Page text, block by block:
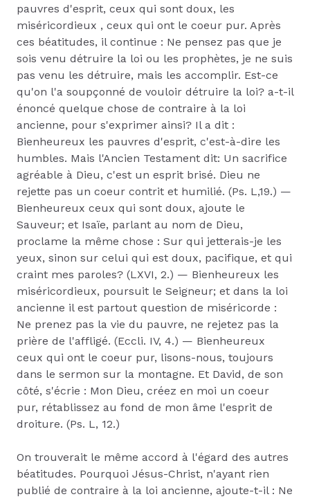
pauvres d'esprit, ceux qui sont doux, les
miséricordieux , ceux qui ont le coeur pur. Après
ces béatitudes, il continue : Ne pensez pas que je
sois venu détruire la loi ou les prophètes, je ne suis
pas venu les détruire, mais les accomplir. Est-ce
qu'on l'a soupçonné de vouloir détruire la loi? a-t-il
énoncé quelque chose de contraire à la loi
ancienne, pour s'exprimer ainsi? Il a dit :
Bienheureux les pauvres d'esprit, c'est-à-dire les
humbles. Mais l'Ancien Testament dit: Un sacrifice
agréable à Dieu, c'est un esprit brisé. Dieu ne
rejette pas un coeur contrit et humilié. (Ps. L,19.) —
Bienheureux ceux qui sont doux, ajoute le
Sauveur; et Isaïe, parlant au nom de Dieu,
proclame la même chose : Sur qui jetterais-je les
yeux, sinon sur celui qui est doux, pacifique, et qui
craint mes paroles? (LXVI, 2.) — Bienheureux les
miséricordieux, poursuit le Seigneur; et dans la loi
ancienne il est partout question de miséricorde :
Ne prenez pas la vie du pauvre, ne rejetez pas la
prière de l'affligé. (Eccli. IV, 4.) — Bienheureux
ceux qui ont le coeur pur, lisons-nous, toujours
dans le sermon sur la montagne. Et David, de son
côté, s'écrie : Mon Dieu, créez en moi un coeur
pur, rétablissez au fond de mon âme l'esprit de
droiture. (Ps. L, 12.)
On trouverait le même accord à l'égard des autres
béatitudes. Pourquoi Jésus-Christ, n'ayant rien
publié de contraire à la loi ancienne, ajoute-t-il : Ne